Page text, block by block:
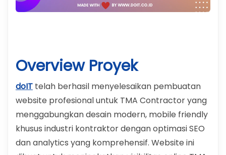
Overview Proyek
doIT telah berhasil menyelesaikan pembuatan
website profesional untuk TMA Contractor yang
menggabungkan desain modern, mobile friendly
khusus industri kontraktor dengan optimasi SEO
dan analytics yang komprehensif. Website ini